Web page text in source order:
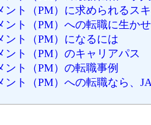
ント（PM）に求められるス
ント（PM）への転職に生か
ント（PM）になるには
ント（PM）のキャリアパス
ント（PM）の転職事例
ト（PM）への転職なら、